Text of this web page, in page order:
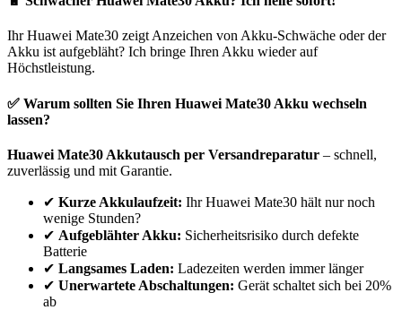
IhrHuawei Mate30 zeigt Anzeichen von Akku-Schwäche oder der
Akku ist aufgebläht? Ich bringe Ihren Akku wieder auf
Höchstleistung.
✅ Warum sollten Sie Ihren Huawei Mate30 Akku wechseln
lassen?
Huawei Mate30 Akkutausch per Versandreparatur – schnell,
zuverlässig und mit Garantie.
✔ Kurze Akkulaufzeit: IhrHuawei Mate30 hält nur noch
wenige Stunden?
✔ Aufgeblähter Akku: Sicherheitsrisiko durch defekte
Batterie
✔ Langsames Laden: Ladezeiten werden immer länger
✔ Unerwartete Abschaltungen: Gerät schaltet sich bei 20%
ab